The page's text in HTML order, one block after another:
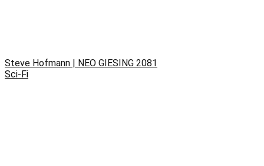
Steve Hofmann | NEO GIESING 2081
Sci-Fi